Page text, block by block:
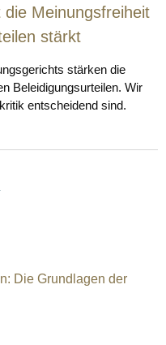
Meinungsfreiheit
stärkt
stärken die
Beleidigungsurteilen. Wir
entscheidend sind.
Die Grundlagen der